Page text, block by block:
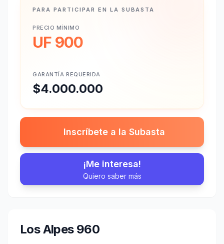
Los Alpes 960
PARA PARTICIPAR EN LA SUBASTA
PRECIO MÍNIMO
UF 900
GARANTÍA REQUERIDA
$4.000.000
Inscríbete a la Subasta
¡Me interesa!
Quiero saber más